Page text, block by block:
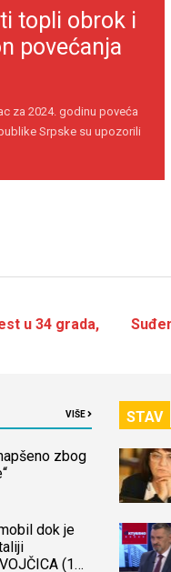
topli obrok i
povećanja
za 2024. godinu poveća
Srpske su upozorili
u 34 grada,
VIŠE
zbog
dok je
(14)
STAV